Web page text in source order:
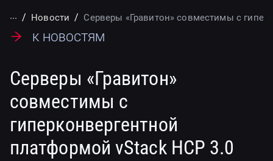
... Новости Серверы «Гравитон» совместимы с
К новостям
Серверы «Гравитон»
совместимы с
гиперконвергентной
платформой vStack HCP 3.0